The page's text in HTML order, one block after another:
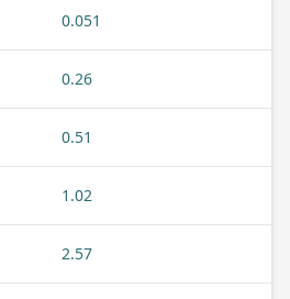
0.051
0.26
0.51
1.02
2.57